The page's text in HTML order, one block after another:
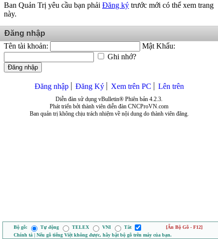
Ban Quản Trị yêu cầu bạn phải Đăng ký trước mới có thể xem trang
này.
Đăng nhập
Tên tài khoản:
Mật Khẩu:
Ghi nhớ?
Đăng nhập
Đăng nhập Đăng Ký Xem trên PC Lên trên
Diễn đàn sử dụng vBulletin® Phiên bản 4.2.3.
Phát triển bởi thành viên diễn đàn CNCProVN.com
Ban quản trị không chịu trách nhiệm về nội dung do thành viên đăng.
Bộ gõ: Tự động TELEX VNI Tắt
[Ẩn Bộ Gõ - F12]
Chính tả | Nếu gõ tiếng Việt không được, hãy bật bộ gõ trên máy của bạn.